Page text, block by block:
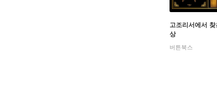
고조리서에서
상
버튼북스